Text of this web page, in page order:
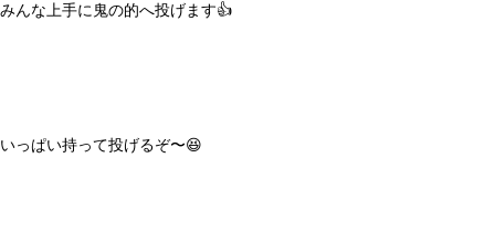
みんな上手に鬼の的へ投げます👍
いっぱい持って投げるぞ〜😆